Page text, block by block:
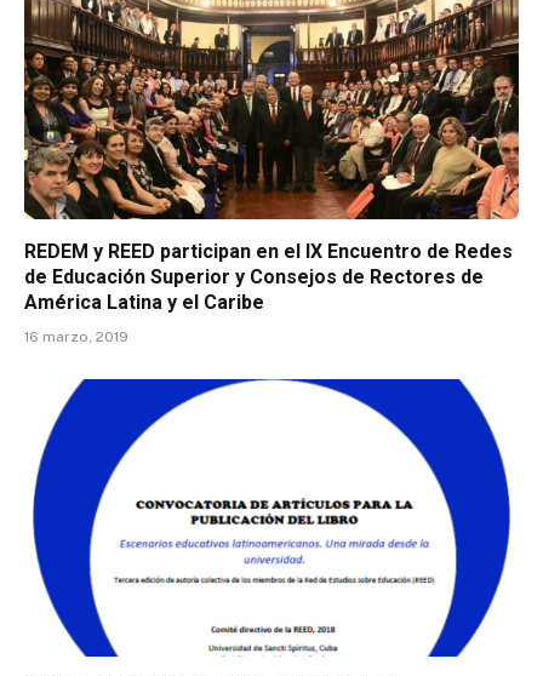
REDEM y REED participan en el IX Encuentro de Redes
de Educación Superior y Consejos de Rectores de
América Latina y el Caribe
16 marzo, 2019